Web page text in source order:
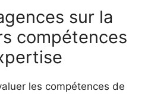
sur la
compétences
les compétences de